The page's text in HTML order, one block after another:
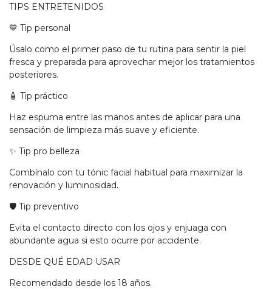
TIPS ENTRETENIDOS
💙 Tip personal
Úsalo como el primer paso de tu rutina para sentir la piel
fresca y preparada para aprovechar mejor los tratamientos
posteriores.
🧴 Tip práctico
Haz espuma entre las manos antes de aplicar para una
sensación de limpieza más suave y eficiente.
✨ Tip pro belleza
Combínalo con tu tónic facial habitual para maximizar la
renovación y luminosidad.
🛡️ Tip preventivo
Evita el contacto directo con los ojos y enjuaga con
abundante agua si esto ocurre por accidente.
DESDE QUÉ EDAD USAR
Recomendado desde los 18 años.